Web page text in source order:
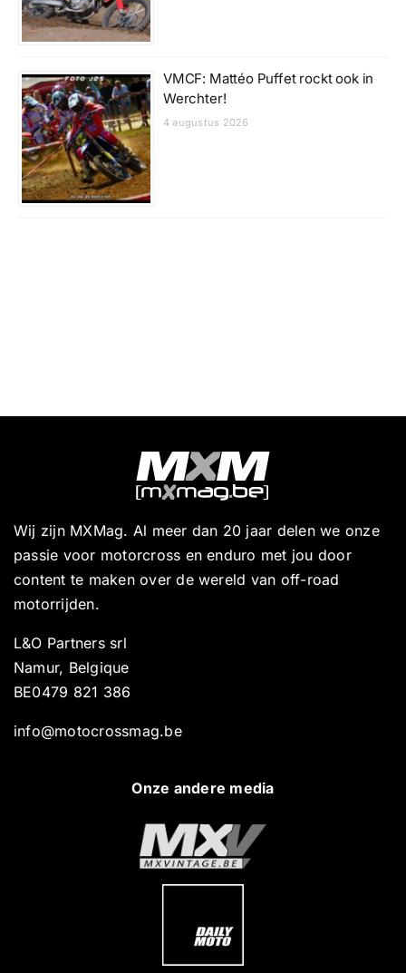
VMCF: Mattéo Puffet rockt ook in
Werchter!
4 augustus 2026
Wij zijn MXMag. Al meer dan 20 jaar delen we onze
passie voor motorcross en enduro met jou door
content te maken over de wereld van off-road
motorrijden.
L&O Partners srl
Namur, Belgique
BE0479 821 386
info@motocrossmag.be
Onze andere media